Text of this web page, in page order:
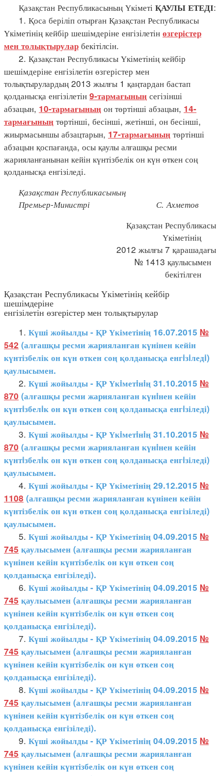
Қазақстан Республикасының Үкіметі ҚАУЛЫ ЕТЕДІ:
1. Қоса беріліп отырған Қазақстан Республикасы
Үкіметінің кейбір шешімдеріне енгізілетін өзгерістер
мен толықтырулар бекітілсін.
2. Қазақстан Республикасы Үкіметінің кейбір
шешімдеріне енгізілетін өзгерістер мен
толықтырулардың 2013 жылғы 1 қаңтардан бастап
қолданысқа енгізілетін 9-тармағының сегізінші
абзацын, 10-тармағының он төртінші абзацын, 14-
тармағының төртінші, бесінші, жетінші, он бесінші,
жиырмасыншы абзацтарын, 17-тармағының төртінші
абзацын қоспағанда, осы қаулы алғашқы ресми
жарияланғанынан кейін күнтізбелік он күн өткен соң
қолданысқа енгізіледі.
Қазақстан Республикасының
Премьер-Министрі С. Ахметов
Қазақстан Республикасы
Үкіметінің
2012 жылғы 7 қарашадағы
№ 1413 қаулысымен
бекітілген
Қазақстан Республикасы Үкіметінің кейбір
шешімдеріне
енгізілетін өзгерістер мен толықтырулар
1. Күші жойылды - ҚР Үкіметінің 16.07.2015 №
542 (алғашқы ресми жарияланған күнінен кейін
күнтізбелік он күн өткен соң қолданысқа енгiзiледi)
қаулысымен.
2. Күші жойылды - ҚР Үкiметiнiң 31.10.2015 №
870 (алғашқы ресми жарияланған күнiнен кейін
күнтiзбелiк он күн өткен соң қолданысқа енгiзіледі)
қаулысымен.
3. Күші жойылды - ҚР Үкiметiнiң 31.10.2015 №
870 (алғашқы ресми жарияланған күнiнен кейін
күнтiзбелiк он күн өткен соң қолданысқа енгiзіледі)
қаулысымен.
4. Күші жойылды - ҚР Үкіметінің 29.12.2015 №
1108 (алғашқы ресми жарияланған күнінен кейін
күнтізбелік он күн өткен соң қолданысқа енгізіледі)
қаулысымен.
5. Күші жойылды - ҚР Үкіметінің 04.09.2015 №
745 қаулысымен (алғашқы ресми жарияланған
күнінен кейін күнтізбелік он күн өткен соң
қолданысқа енгізіледі).
6. Күші жойылды - ҚР Үкіметінің 04.09.2015 №
745 қаулысымен (алғашқы ресми жарияланған
күнінен кейін күнтізбелік он күн өткен соң
қолданысқа енгізіледі).
7. Күші жойылды - ҚР Үкіметінің 04.09.2015 №
745 қаулысымен (алғашқы ресми жарияланған
күнінен кейін күнтізбелік он күн өткен соң
қолданысқа енгізіледі).
8. Күші жойылды - ҚР Үкіметінің 04.09.2015 №
745 қаулысымен (алғашқы ресми жарияланған
күнінен кейін күнтізбелік он күн өткен соң
қолданысқа енгізіледі).
9. Күші жойылды - ҚР Үкіметінің 04.09.2015 №
745 қаулысымен (алғашқы ресми жарияланған
күнінен кейін күнтізбелік он күн өткен соң